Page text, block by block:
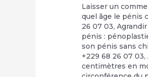
Laisser un
quel âge le pénis
26 07 03,
pénis :
son pénis sans
+229 68 26 07 03,
centimètres en